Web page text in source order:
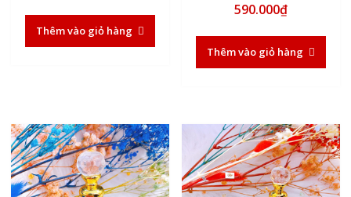
Thêm vào giỏ hàng
5.00
5 sao
590.000₫
Thêm vào giỏ hàng